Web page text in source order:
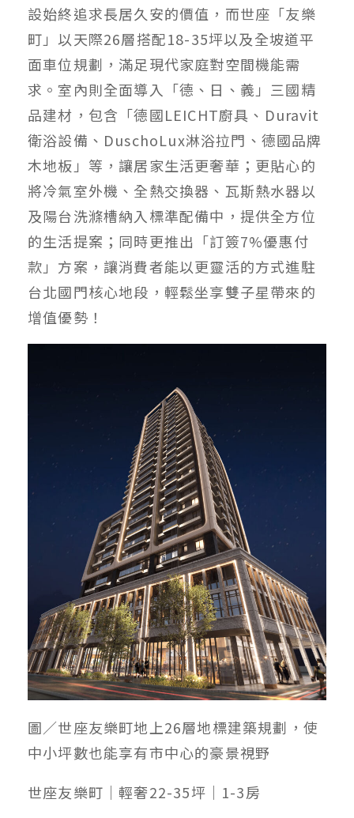
設始終追求長居久安的價值，而世座「友樂
町」以天際26層搭配18-35坪以及全坡道平
面車位規劃，滿足現代家庭對空間機能需
求。室內則全面導入「德、日、義」三國精
品建材，包含「德國LEICHT廚具、Duravit
衛浴設備、DuschoLux淋浴拉門、德國品牌
木地板」等，讓居家生活更奢華；更貼心的
將冷氣室外機、全熱交換器、瓦斯熱水器以
及陽台洗滌槽納入標準配備中，提供全方位
的生活提案；同時更推出「訂簽7%優惠付
款」方案，讓消費者能以更靈活的方式進駐
台北國門核心地段，輕鬆坐享雙子星帶來的
增值優勢！
圖／世座友樂町地上26層地標建築規劃，使
中小坪數也能享有市中心的豪景視野
世座友樂町｜輕奢22-35坪｜1-3房